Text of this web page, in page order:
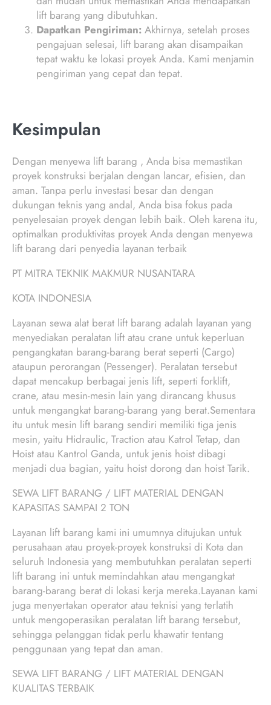
lift barang yang dibutuhkan.
Dapatkan Pengiriman: Akhirnya, setelah proses
pengajuan selesai, lift barang akan disampaikan
tepat waktu ke lokasi proyek Anda. Kami menjamin
pengiriman yang cepat dan tepat.
Kesimpulan
Dengan menyewa lift barang , Anda bisa memastikan
proyek konstruksi berjalan dengan lancar, efisien, dan
aman. Tanpa perlu investasi besar dan dengan
dukungan teknis yang andal, Anda bisa fokus pada
penyelesaian proyek dengan lebih baik. Oleh karena itu,
optimalkan produktivitas proyek Anda dengan menyewa
lift barang dari penyedia layanan terbaik
PT MITRA TEKNIK MAKMUR NUSANTARA
KOTA INDONESIA
Layanan sewa alat berat lift barang adalah layanan yang
menyediakan peralatan lift atau crane untuk keperluan
pengangkatan barang-barang berat seperti (Cargo)
ataupun perorangan (Pessenger). Peralatan tersebut
dapat mencakup berbagai jenis lift, seperti forklift,
crane, atau mesin-mesin lain yang dirancang khusus
untuk mengangkat barang-barang yang berat.Sementara
itu untuk mesin lift barang sendiri memiliki tiga jenis
mesin, yaitu Hidraulic, Traction atau Katrol Tetap, dan
Hoist atau Kantrol Ganda, untuk jenis hoist dibagi
menjadi dua bagian, yaitu hoist dorong dan hoist Tarik.
SEWA LIFT BARANG / LIFT MATERIAL DENGAN
KAPASITAS SAMPAI 2 TON
Layanan lift barang kami ini umumnya ditujukan untuk
perusahaan atau proyek-proyek konstruksi di Kota dan
seluruh Indonesia yang membutuhkan peralatan seperti
lift barang ini untuk memindahkan atau mengangkat
barang-barang berat di lokasi kerja mereka.Layanan kami
juga menyertakan operator atau teknisi yang terlatih
untuk mengoperasikan peralatan lift barang tersebut,
sehingga pelanggan tidak perlu khawatir tentang
penggunaan yang tepat dan aman.
SEWA LIFT BARANG / LIFT MATERIAL DENGAN
KUALITAS TERBAIK